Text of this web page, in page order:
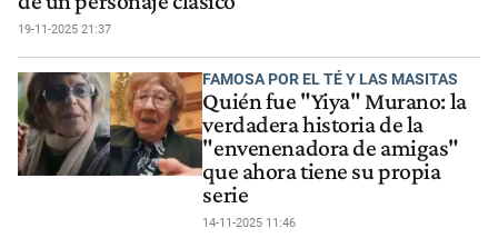
19-11-2025 21:37
FAMOSA POR EL TÉ Y LAS MASITAS
Quién fue "Yiya" Murano: la
verdadera historia de la
"envenenadora de amigas"
que ahora tiene su propia
serie
14-11-2025 11:46